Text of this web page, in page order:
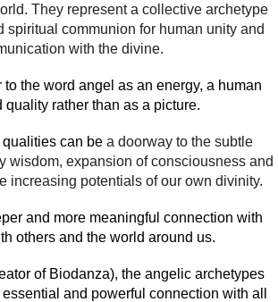
They represent a collective archetype
spiritual communion for human unity and
with the divine.
to the word angel as an energy, a human
quality rather than as a picture.
can be a doorway to the subtle
wisdom, expansion of consciousness and
increasing potentials of our own divinity.
and more meaningful connection with
others and the world around us.
of Biodanza), the angelic archetypes
and powerful connection with all